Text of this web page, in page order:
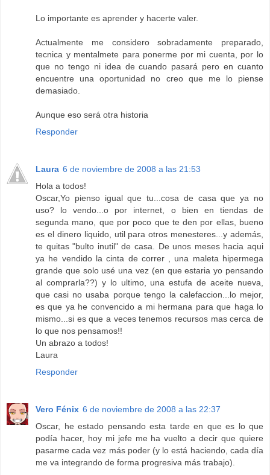
Lo importante es aprender y hacerte valer.
Actualmente me considero sobradamente preparado,
tecnica y mentalmete para ponerme por mi cuenta, por lo
que no tengo ni idea de cuando pasará pero en cuanto
encuentre una oportunidad no creo que me lo piense
demasiado.
Aunque eso será otra historia
Responder
Laura 6 de noviembre de 2008 a las 21:53
Hola a todos!
Oscar,Yo pienso igual que tu...cosa de casa que ya no
uso? lo vendo...o por internet, o bien en tiendas de
segunda mano, que por poco que te den por ellas, bueno
es el dinero liquido, util para otros menesteres...y además,
te quitas "bulto inutil" de casa. De unos meses hacia aqui
ya he vendido la cinta de correr , una maleta hipermega
grande que solo usé una vez (en que estaria yo pensando
al comprarla??) y lo ultimo, una estufa de aceite nueva,
que casi no usaba porque tengo la calefaccion...lo mejor,
es que ya he convencido a mi hermana para que haga lo
mismo...si es que a veces tenemos recursos mas cerca de
lo que nos pensamos!!
Un abrazo a todos!
Laura
Responder
Vero Fénix 6 de noviembre de 2008 a las 22:37
Oscar, he estado pensando esta tarde en que es lo que
podía hacer, hoy mi jefe me ha vuelto a decir que quiere
pasarme cada vez más poder (y lo está haciendo, cada día
me va integrando de forma progresiva más trabajo).